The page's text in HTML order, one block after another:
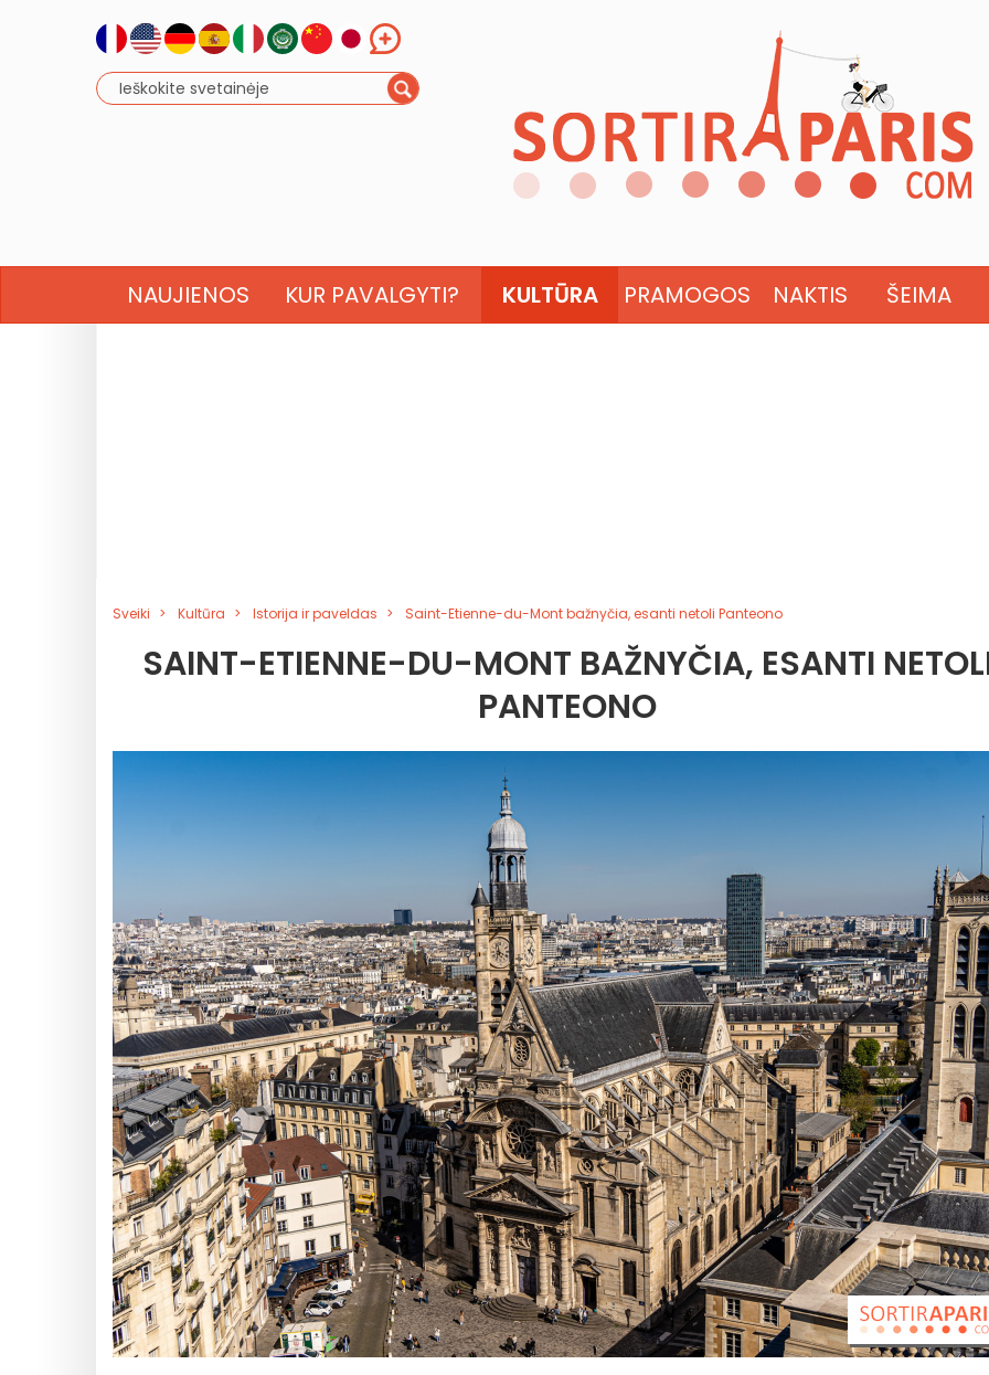
NAUJIENOS KUR PAVALGYTI? KULTŪRA PRAMOGOS NAKTIS ŠEIMA
Sveiki Kultūra Istorija ir paveldas Saint-Etienne-du-Mont bažnyčia, esanti netoli Panteono
SAINT-ETIENNE-DU-MONT BAŽNYČIA, ESANTI
PANTEONO